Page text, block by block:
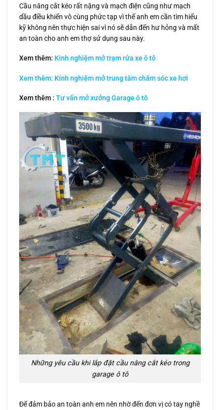
Cầu nâng cắt kéo rất nặng và mạch điện cũng như mạch
dầu điều khiển vô cùng phức tạp vì thế anh em cần tìm hiểu
kỹ không nên thực hiện sai vì nó sẽ dẫn đến hư hỏng và mất
an toàn cho anh em thợ sử dụng sau này.
Xem thêm: Kinh nghiệm mở trạm rửa xe ô tô
Xem thêm: Kinh nghiệm mở trung tâm chăm sóc xe hơi
Xem thêm : Tư vấn mở xưởng Garage ô tô
Những yêu cầu khi lắp đặt cầu nâng cắt kéo trong
garage ô tô
Để đảm bảo an toàn anh em nên nhờ đến đơn vị có tay nghề